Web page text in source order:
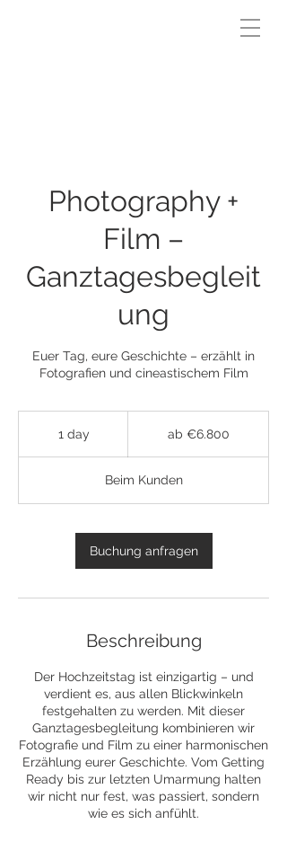
Photography +
Film –
Ganztagesbegleit
ung
Euer Tag, eure Geschichte – erzählt in
Fotografien und cineastischem Film
1 day ab €6.800
Beim Kunden
Buchung anfragen
Beschreibung
Der Hochzeitstag ist einzigartig – und
verdient es, aus allen Blickwinkeln
festgehalten zu werden. Mit dieser
Ganztagesbegleitung kombinieren wir
Fotografie und Film zu einer harmonischen
Erzählung eurer Geschichte. Vom Getting
Ready bis zur letzten Umarmung halten
wir nicht nur fest, was passiert, sondern
wie es sich anfühlt.